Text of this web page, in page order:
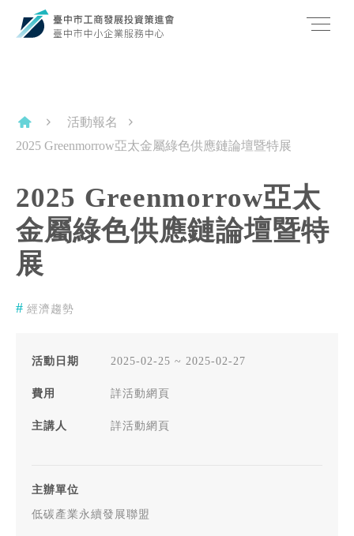
活動報名
2025 Greenmorrow亞太金屬綠色供應鏈論壇暨特展
2025 Greenmorrow亞太
金屬綠色供應鏈論壇暨特
展
經濟趨勢
活動日期 2025-02-25 ~ 2025-02-27
費用 詳活動網頁
主講人 詳活動網頁
主辦單位
低碳產業永續發展聯盟